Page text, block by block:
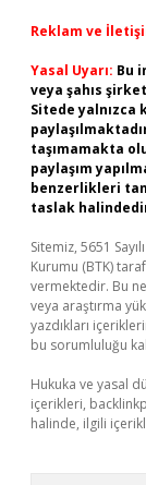
Reklam ve
Yasal Uyarı: Bu
veya şahıs
Sitede yalnızca
taşımamakta
paylaşım
benzerlikleri
taslak
Sitemiz, 5651
Kurumu (BTK)
vermektedir. Bu
veya araştırma
yazdıkları
bu sorumluluğu
Hukuka ve yasal
içerikleri,
halinde, ilgili